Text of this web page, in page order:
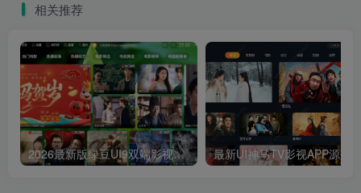
相关推荐
2026最新版绿豆UI9双端影视APP源码